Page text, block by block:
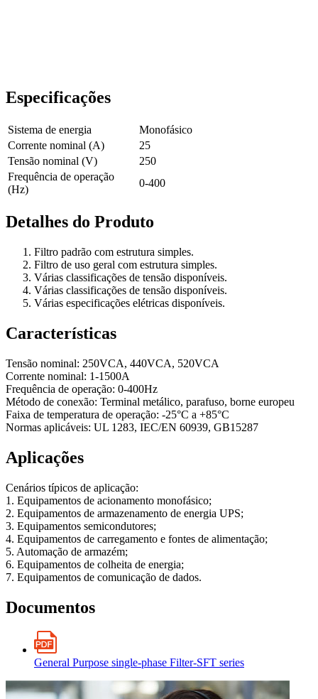
Especificações
Sistema de energia
Monofásico
Corrente nominal (A)
25
Tensão nominal (V)
250
Frequência de operação
(Hz)
0-400
Detalhes do Produto
Filtro padrão com estrutura simples.
Filtro de uso geral com estrutura simples.
Várias classificações de tensão disponíveis.
Várias classificações de tensão disponíveis.
Várias especificações elétricas disponíveis.
Características
Tensão nominal: 250VCA, 440VCA, 520VCA
Corrente nominal: 1-1500A
Frequência de operação: 0-400Hz
Método de conexão: Terminal metálico, parafuso, borne europeu
Faixa de temperatura de operação: -25°C a +85°C
Normas aplicáveis: UL 1283, IEC/EN 60939, GB15287
Aplicações
Cenários típicos de aplicação:
1. Equipamentos de acionamento monofásico;
2. Equipamentos de armazenamento de energia UPS;
3. Equipamentos semicondutores;
4. Equipamentos de carregamento e fontes de alimentação;
5. Automação de armazém;
6. Equipamentos de colheita de energia;
7. Equipamentos de comunicação de dados.
Documentos
General Purpose single-phase Filter-SFT series